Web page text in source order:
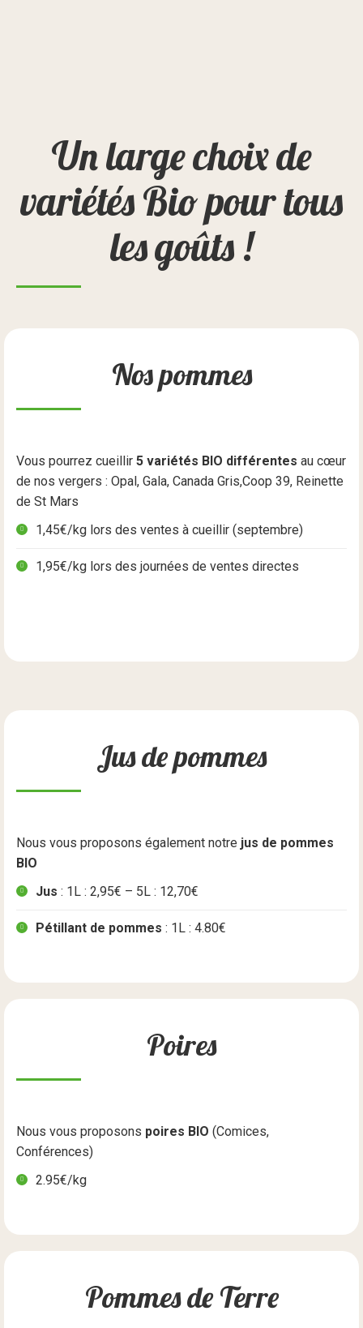
Un large choix de
variétés Bio pour tous
les goûts !
Nos pommes
Vous pourrez cueillir 5 variétés BIO différentes au cœur
de nos vergers : Opal, Gala, Canada Gris,Coop 39, Reinette
de St Mars
1,45€/kg lors des ventes à cueillir (septembre)
1,95€/kg lors des journées de ventes directes
Jus de pommes
Nous vous proposons également notre jus de pommes
BIO
Jus : 1L : 2,95€ – 5L : 12,70€
Pétillant de pommes : 1L : 4.80€
Poires
Nous vous proposons poires BIO (Comices,
Conférences)
2.95€/kg
Pommes de Terre